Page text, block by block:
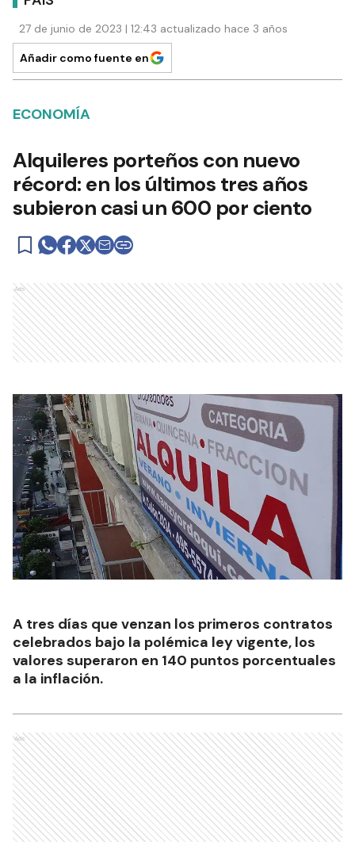
27 de junio de 2023 | 12:43 actualizado hace 3 años
Añadir como fuente en
ECONOMÍA
Alquileres porteños con nuevo
récord: en los últimos tres años
subieron casi un 600 por ciento
Ads
A tres días que venzan los primeros contratos
celebrados bajo la polémica ley vigente, los
valores superaron en 140 puntos porcentuales
a la inflación.
Ads